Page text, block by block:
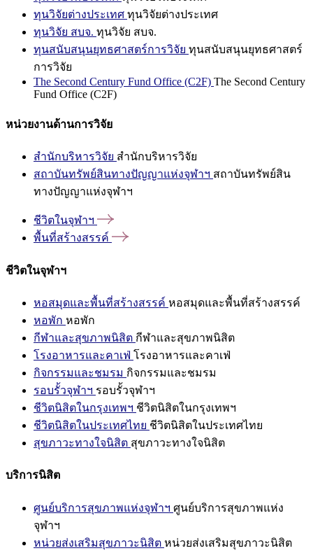
ทุนวิจัยต่างประเทศ ทุนวิจัยต่างประเทศ
ทุนวิจัย สบจ. ทุนวิจัย สบจ.
ทุนสนับสนุนยุทธศาสตร์การวิจัย ทุนสนับสนุนยุทธศาสตร์
การวิจัย
The Second Century Fund Office (C2F) The Second Century
Fund Office (C2F)
หน่วยงานด้านการวิจัย
สำนักบริหารวิจัย สำนักบริหารวิจัย
สถาบันทรัพย์สินทางปัญญาแห่งจุฬาฯ สถาบันทรัพย์สิน
ทางปัญญาแห่งจุฬาฯ
ชีวิตในจุฬาฯ
พื้นที่สร้างสรรค์
ชีวิตในจุฬาฯ
หอสมุดและพื้นที่สร้างสรรค์ หอสมุดและพื้นที่สร้างสรรค์
หอพัก หอพัก
กีฬาและสุขภาพนิสิต กีฬาและสุขภาพนิสิต
โรงอาหารและคาเฟ่ โรงอาหารและคาเฟ่
กิจกรรมและชมรม กิจกรรมและชมรม
รอบรั้วจุฬาฯ รอบรั้วจุฬาฯ
ชีวิตนิสิตในกรุงเทพฯ ชีวิตนิสิตในกรุงเทพฯ
ชีวิตนิสิตในประเทศไทย ชีวิตนิสิตในประเทศไทย
สุขภาวะทางใจนิสิต สุขภาวะทางใจนิสิต
บริการนิสิต
ศูนย์บริการสุขภาพแห่งจุฬาฯ ศูนย์บริการสุขภาพแห่ง
จุฬาฯ
หน่วยส่งเสริมสุขภาวะนิสิต หน่วยส่งเสริมสุขภาวะนิสิต